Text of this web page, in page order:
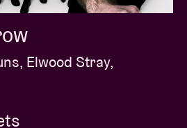
Elwood Stray,